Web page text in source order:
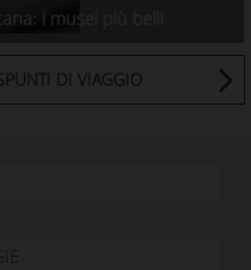
i musei più belli
DI VIAGGIO